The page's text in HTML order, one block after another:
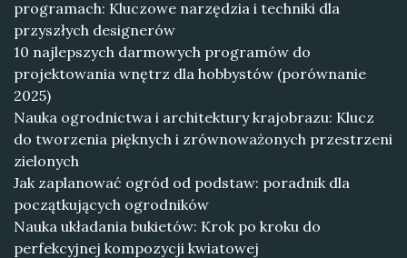
programach: Kluczowe narzędzia i techniki dla
przyszłych designerów
10 najlepszych darmowych programów do
projektowania wnętrz dla hobbystów (porównanie
2025)
Nauka ogrodnictwa i architektury krajobrazu: Klucz
do tworzenia pięknych i zrównoważonych przestrzeni
zielonych
Jak zaplanować ogród od podstaw: poradnik dla
początkujących ogrodników
Nauka układania bukietów: Krok po kroku do
perfekcyjnej kompozycji kwiatowej